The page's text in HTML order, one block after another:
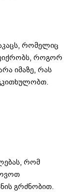
რომელიც
როგორ
იმაზე, რას
რომ
გრძნობით.